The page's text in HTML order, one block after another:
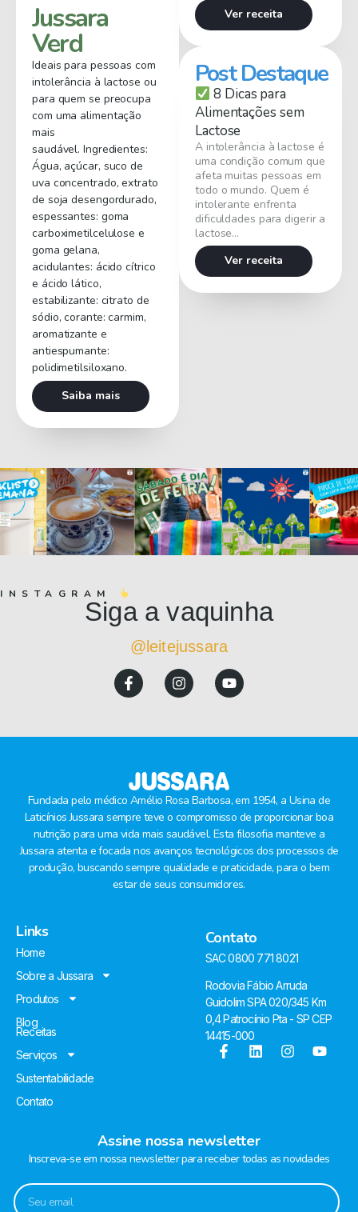
Jussara
Verd
Ideais para pessoas com
intolerância à lactose ou
para quem se preocupa
com uma alimentação
mais
saudável.Ingredientes:
Água, açúcar, suco de
uva concentrado, extrato
de soja desengordurado,
espessantes: goma
carboximetilcelulose e
goma gelana,
acidulantes: ácido cítrico
e ácido lático,
estabilizante: citrato de
sódio, corante: carmim,
aromatizante e
antiespumante:
polidimetilsiloxano.
Saiba mais
Ver receita
Post Destaque
8 Dicas para
Alimentações sem
Lactose
A intolerância à lactose é
uma condição comum que
afeta muitas pessoas em
todo o mundo. Quem é
intolerante enfrenta
dificuldades para digerir a
lactose…
Ver receita
INSTAGRAM
Siga a vaquinha
@leitejussara
Fundada pelo médico Amélio Rosa Barbosa, em 1954, a Usina de
Laticínios Jussara sempre teve o compromisso de proporcionar boa
nutrição para uma vida mais saudável. Esta filosofia manteve a
Jussara atenta e focada nos avanços tecnológicos dos processos de
produção, buscando sempre qualidade e praticidade, para o bem
estar de seus consumidores.
Links
Home
Sobre a Jussara
Produtos
Blog
Receitas
Serviços
Sustentabilidade
Contato
Contato
SAC 0800 771 8021
Rodovia Fábio Arruda
Guidolim SPA 020/345 Km
0,4 Patrocínio Pta - SP CEP
14415-000
Assine nossa newsletter
Inscreva-se em nossa newsletter para receber todas as novidades